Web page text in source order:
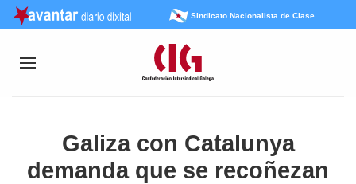
Sindicato Nacionalista de Clase
Galiza con Catalunya
demanda que se recoñezan